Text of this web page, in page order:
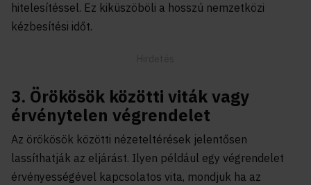
hitelesítéssel. Ez kiküszöböli a hosszú nemzetközi
kézbesítési időt.
3. Örökösök közötti viták vagy
érvénytelen végrendelet
Az örökösök közötti nézeteltérések jelentősen
lassíthatják az eljárást. Ilyen például egy végrendelet
érvényességével kapcsolatos vita, mondjuk ha az